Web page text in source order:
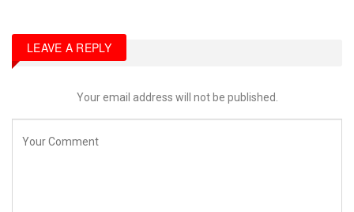
LEAVE A REPLY
Your email address will not be published.